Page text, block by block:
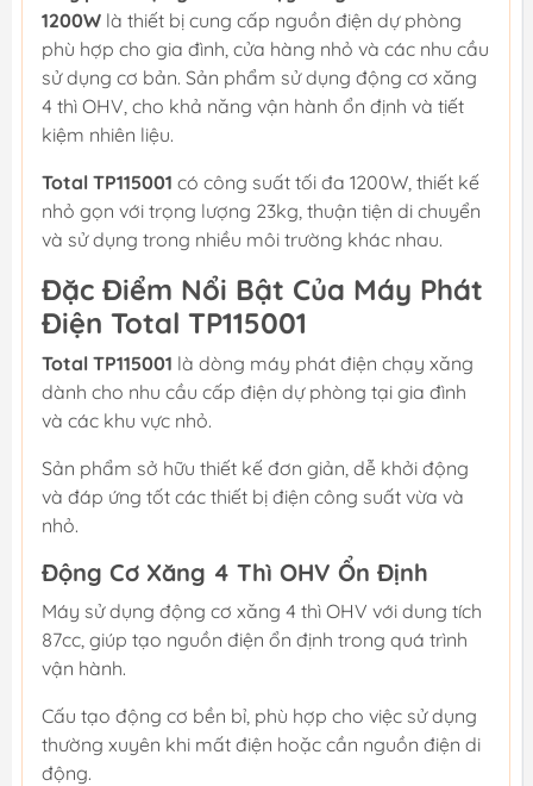
1200W là thiết bị cung cấp nguồn điện dự phòng
phù hợp cho gia đình, cửa hàng nhỏ và các nhu cầu
sử dụng cơ bản. Sản phẩm sử dụng động cơ xăng
4 thì OHV, cho khả năng vận hành ổn định và tiết
kiệm nhiên liệu.
Total TP115001 có công suất tối đa 1200W, thiết kế
nhỏ gọn với trọng lượng 23kg, thuận tiện di chuyển
và sử dụng trong nhiều môi trường khác nhau.
Đặc Điểm Nổi Bật Của Máy Phát
Điện Total TP115001
Total TP115001 là dòng máy phát điện chạy xăng
dành cho nhu cầu cấp điện dự phòng tại gia đình
và các khu vực nhỏ.
Sản phẩm sở hữu thiết kế đơn giản, dễ khởi động
và đáp ứng tốt các thiết bị điện công suất vừa và
nhỏ.
Động Cơ Xăng 4 Thì OHV Ổn Định
Máy sử dụng động cơ xăng 4 thì OHV với dung tích
87cc, giúp tạo nguồn điện ổn định trong quá trình
vận hành.
Cấu tạo động cơ bền bỉ, phù hợp cho việc sử dụng
thường xuyên khi mất điện hoặc cần nguồn điện di
động.